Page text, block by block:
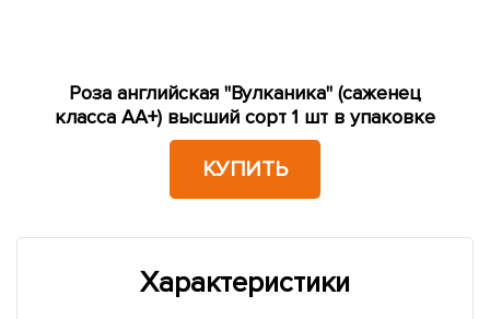
Роза английская "Вулканика" (саженец
класса АА+) высший сорт 1 шт в упаковке
КУПИТЬ
Характеристики